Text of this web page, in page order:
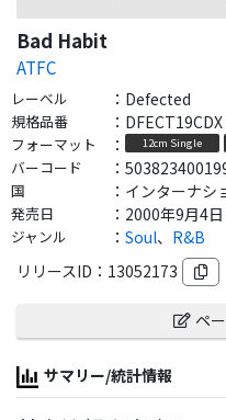
Bad Habit
ATFC
レーベル ： Defected
規格品番 ： DFECT19CDX
フォーマット ： 12cm Single
バーコード ：
国 ： インターナ
発売日 ： 2000年9月4日
ジャンル ： Soul、 R&B
リリースID： 13052173
ペ
サマリー/統計情報